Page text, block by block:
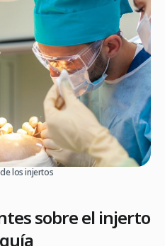
los injertos
sobre el injerto